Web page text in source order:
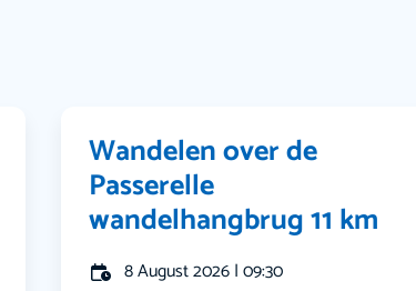
Wandelen over de
Passerelle
wandelhangbrug 11 km
8 August 2026 | 09:30